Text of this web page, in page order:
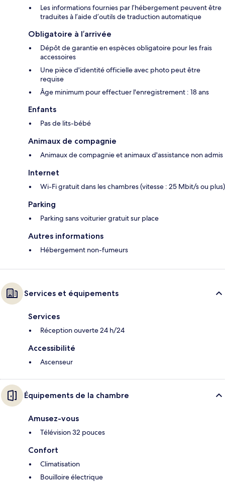
Les informations fournies par l’hébergement peuvent être
traduites à l’aide d’outils de traduction automatique
Obligatoire à l’arrivée
Dépôt de garantie en espèces obligatoire pour les frais
accessoires
Une pièce d'identité officielle avec photo peut être
requise
Âge minimum pour effectuer l'enregistrement : 18 ans
Enfants
Pas de lits-bébé
Animaux de compagnie
Animaux de compagnie et animaux d'assistance non admis
Internet
Wi-Fi gratuit dans les chambres (vitesse : 25 Mbit/s ou plus)
Parking
Parking sans voiturier gratuit sur place
Autres informations
Hébergement non-fumeurs
Services et équipements
Services
Réception ouverte 24 h/24
Accessibilité
Ascenseur
Équipements de la chambre
Amusez-vous
Télévision 32 pouces
Confort
Climatisation
Bouilloire électrique